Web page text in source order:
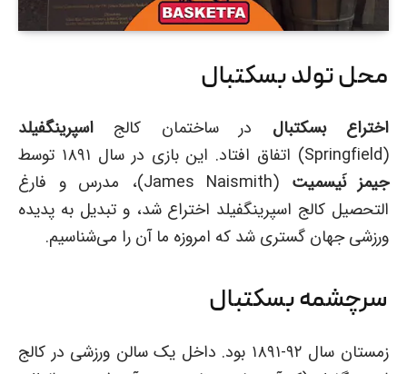
محل تولد بسکتبال
اختراع بسکتبال در ساختمان کالج اسپرینگفیلد
(Springfield) اتفاق افتاد. این بازی در سال ۱۸۹۱ توسط
جیمز نَیسمیت
(James Naismith)، مدرس و فارغ
التحصیل کالج اسپرینگفیلد اختراع شد، و تبدیل به پدیده
ورزشی جهان گستری شد که امروزه ما آن را می‌شناسیم.
سرچشمه بسکتبال
زمستان سال ۹۲-۱۸۹۱ بود. داخل یک سالن ورزشی در کالج